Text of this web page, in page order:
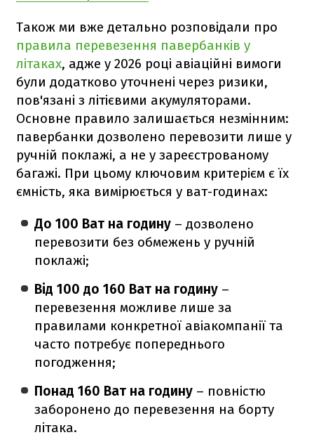
Також ми вже детально розповідали про
правила перевезення павербанків у
літаках, адже у 2026 році авіаційні вимоги
були додатково уточнені через ризики,
пов'язані з літієвими акумуляторами.
Основне правило залишається незмінним:
павербанки дозволено перевозити лише у
ручній поклажі, а не у зареєстрованому
багажі. При цьому ключовим критерієм є їх
ємність, яка вимірюється у ват-годинах:
До 100 Ват на годину – дозволено
перевозити без обмежень у ручній
поклажі;
Від 100 до 160 Ват на годину –
перевезення можливе лише за
правилами конкретної авіакомпанії та
часто потребує попереднього
погодження;
Понад 160 Ват на годину – повністю
заборонено до перевезення на борту
літака.